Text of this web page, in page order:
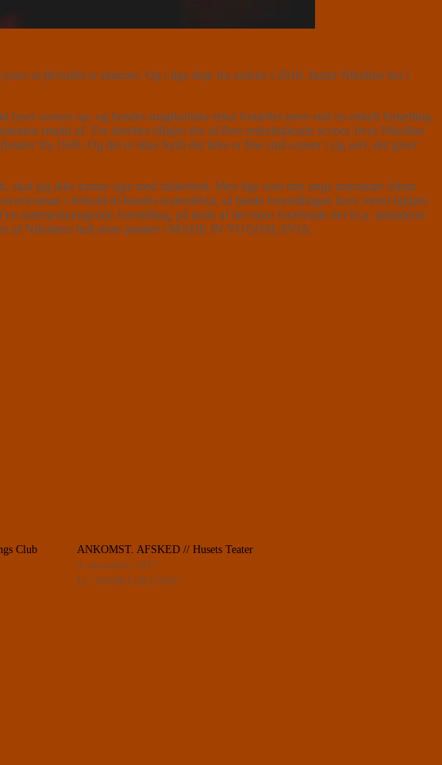
at flertallet er dumme. Og i lige linje fra ordene i 2018, fletter Nikoline her i
scenen op, og hendes magtkritiske tekst fortæller mere end en enkelt fortælling.
smukt af. For derefter tilføjes der så flere enkeltstående scener, hvor Nikoline
fra 1936. Og det er ikke fordi det ikke er fine små scener i sig selv, det giver
jeg ikke kunne sige med sikkerhed. Men lige som den unge instruktør Johan
i forhold til hendes teaterdebut, så burde forestillingen have været hjulpet
sammenhængende forestilling, på trods af det store forarbejde der bl.a. inkluderer
af Nikolines helt store pointer i MADE IN YUGOSLAVIA.
Club
ANKOMST. AFSKED // Husets Teater
4. december 2017
In "ANMELDELSER"